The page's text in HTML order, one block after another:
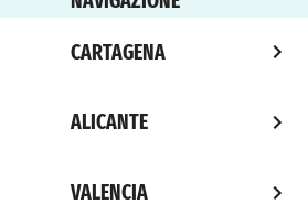
CARTAGENA
ALICANTE
VALENCIA